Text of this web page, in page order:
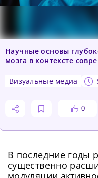
Научные основы
мозга в контексте
визуальные медиа
0
В последние годы
существенно